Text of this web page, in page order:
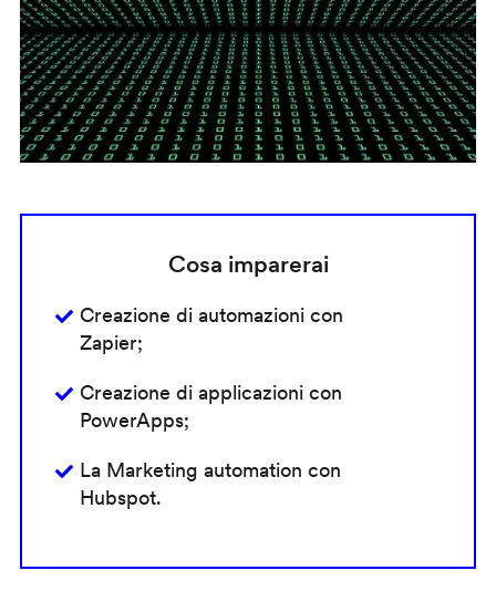
Cosa imparerai
Creazione di automazioni con
Zapier;
Creazione di applicazioni con
PowerApps;
La Marketing automation con
Hubspot.